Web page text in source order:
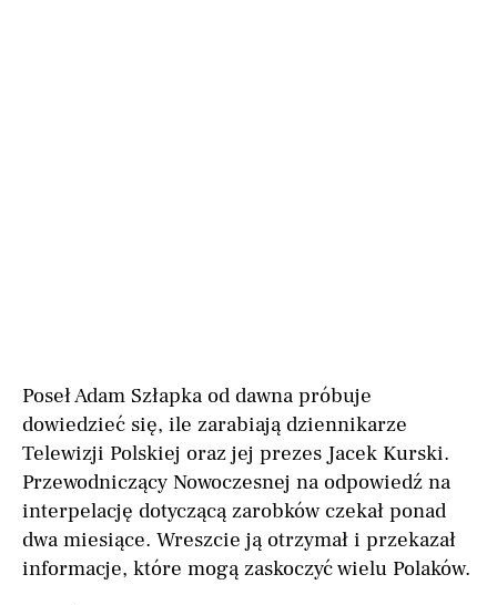
Poseł Adam Szłapka od dawna próbuje
dowiedzieć się, ile zarabiają dziennikarze
Telewizji Polskiej oraz jej prezes Jacek Kurski.
Przewodniczący Nowoczesnej na odpowiedź na
interpelację dotyczącą zarobków czekał ponad
dwa miesiące. Wreszcie ją otrzymał i przekazał
informacje, które mogą zaskoczyć wielu Polaków.